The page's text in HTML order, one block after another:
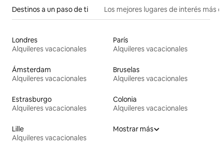
Destinos a un paso de ti Los mejores lugares de interés más
Londres
Alquileres vacacionales
París
Alquileres vacacionales
Ámsterdam
Alquileres vacacionales
Bruselas
Alquileres vacacionales
Estrasburgo
Alquileres vacacionales
Colonia
Alquileres vacacionales
Lille
Alquileres vacacionales
Mostrar más